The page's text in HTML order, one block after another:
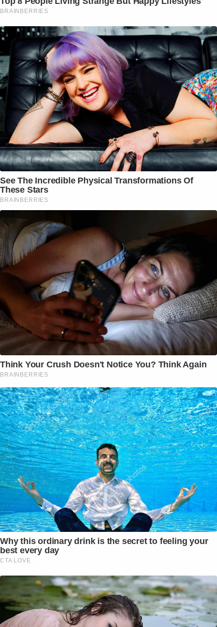
BRAINBERRIES
See The Incredible Physical Transformations Of
These Stars
BRAINBERRIES
Think Your Crush Doesn't Notice You? Think Again
BRAINBERRIES
Why this ordinary drink is the secret to feeling your
best every day
CTA LOVE